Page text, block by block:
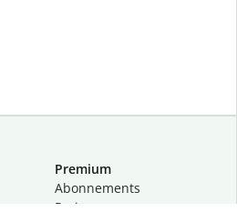
Premium
Abon­ne­ments
Preise